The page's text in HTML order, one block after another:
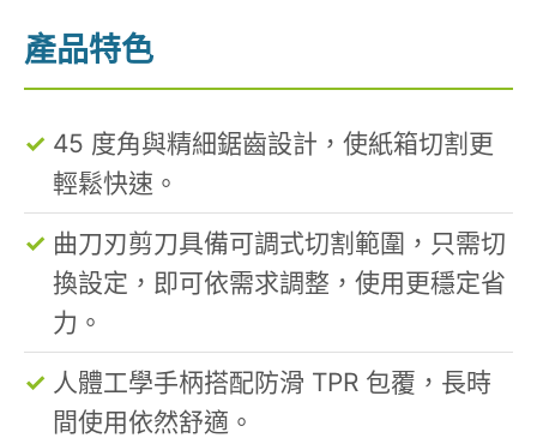
產品特色
45 度角與精細鋸齒設計，使紙箱切割更
輕鬆快速。
曲刀刃剪刀具備可調式切割範圍，只需切
換設定，即可依需求調整，使用更穩定省
力。
人體工學手柄搭配防滑 TPR 包覆，長時
間使用依然舒適。